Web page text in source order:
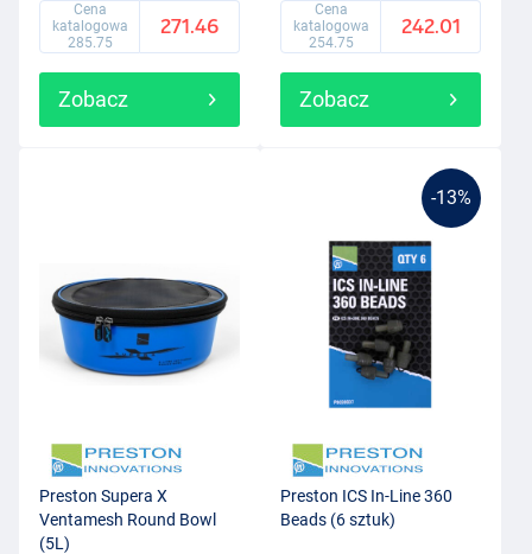
Cena
katalogowa
285.75
271.46
Zobacz
Cena
katalogowa
254.75
242.01
Zobacz
Preston Supera X
Ventamesh Round Bowl
(5L)
-13%
Preston ICS In-Line 360
Beads (6 sztuk)